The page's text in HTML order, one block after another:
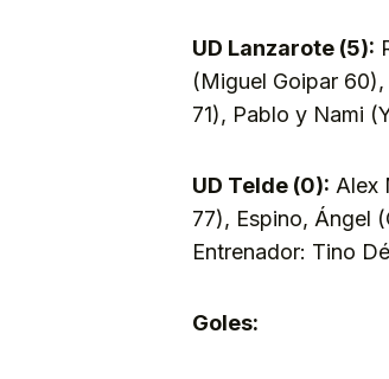
UD Lanzarote (5):
(Miguel Goipar
71), Pablo y Nami
UD Telde (0): Alex
77), Espino, Ángel
Entrenador: Tino
Goles: